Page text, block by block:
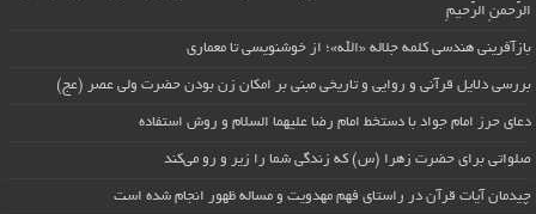
الرَّحمنِ الرَّحیمِ
بازآفرینی هندسی کلمه جلاله «الله»؛ از خوشنویسی تا معماری
بررسی دلایل قرآنی و روایی و تاریخی مبنی بر امکان زن بودن حضرت ولی عصر (عج)
دعای حرز امام جواد با دستخط امام رضا علیهما السلام و روش استفاده
صلواتی برای حضرت زهرا (س) که زندگی شما را زیر و رو می‌کند
چیدمان آیات قرآن در راستای فهم مهدویت و مساله ظهور انجام شده است